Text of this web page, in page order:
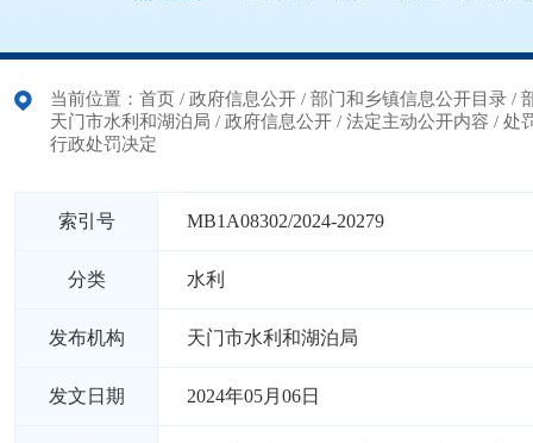
当前位置： 首页 / 政府信息公开 / 部门和乡镇信息公开目录 /
天门市水利和湖泊局 / 政府信息公开 / 法定主动公开内容 / 处
行政处罚决定
索引号 MB1A08302/2024-20279
分类 水利
发布机构 天门市水利和湖泊局
发文日期 2024年05月06日